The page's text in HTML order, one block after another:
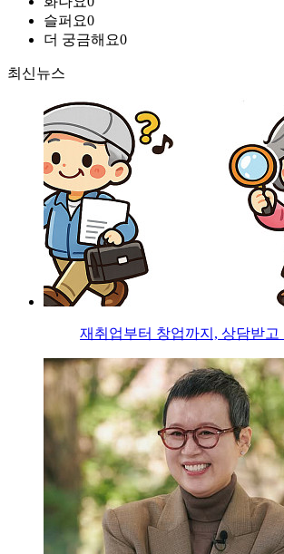
슬퍼요0
더 궁금해요0
최신뉴스
재취업부터 창업까지, 상담받고